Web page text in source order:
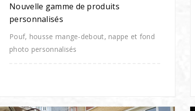
Nouvelle gamme de produits
personnalisés
Pouf, housse mange-debout, nappe et fond
photo personnalisés